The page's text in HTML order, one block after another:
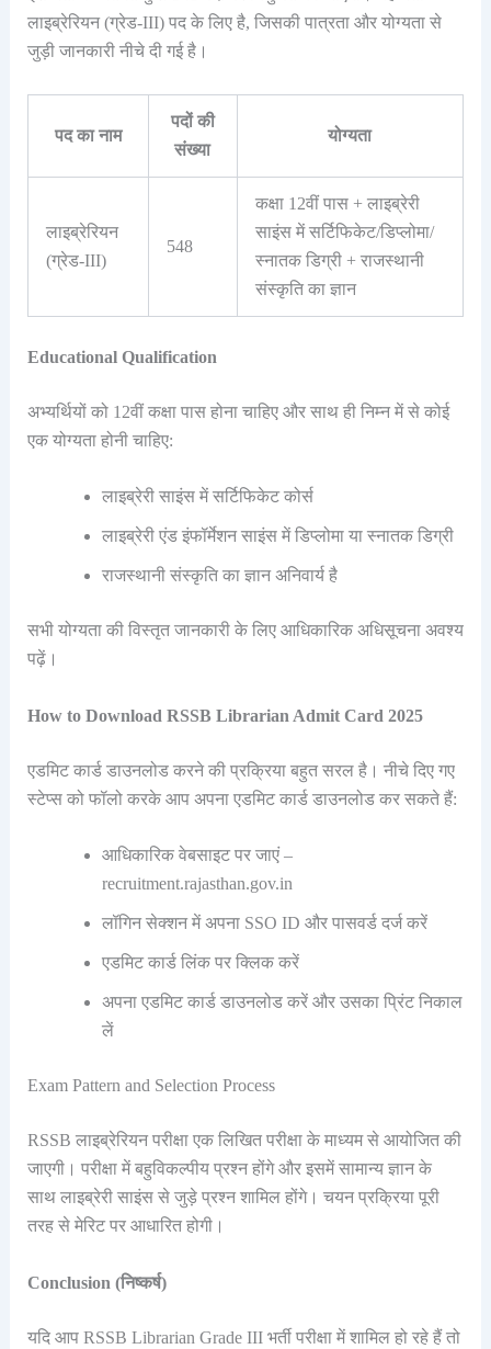
लाइब्रेरियन (ग्रेड-III) पद के लिए है, जिसकी पात्रता और योग्यता से
जुड़ी जानकारी नीचे दी गई है।
पद का नाम
पदों की
संख्या
योग्यता
लाइब्रेरियन
(ग्रेड-III)
548
कक्षा 12वीं पास + लाइब्रेरी
साइंस में सर्टिफिकेट/डिप्लोमा/
स्नातक डिग्री + राजस्थानी
संस्कृति का ज्ञान
Educational Qualification
अभ्यर्थियों को 12वीं कक्षा पास होना चाहिए और साथ ही निम्न में से कोई
एक योग्यता होनी चाहिए:
लाइब्रेरी साइंस में सर्टिफिकेट कोर्स
लाइब्रेरी एंड इंफॉर्मेशन साइंस में डिप्लोमा या स्नातक डिग्री
राजस्थानी संस्कृति का ज्ञान अनिवार्य है
सभी योग्यता की विस्तृत जानकारी के लिए आधिकारिक अधिसूचना अवश्य
पढ़ें।
How to Download RSSB Librarian Admit Card 2025
एडमिट कार्ड डाउनलोड करने की प्रक्रिया बहुत सरल है। नीचे दिए गए
स्टेप्स को फॉलो करके आप अपना एडमिट कार्ड डाउनलोड कर सकते हैं:
आधिकारिक वेबसाइट पर जाएं –
recruitment.rajasthan.gov.in
लॉगिन सेक्शन में अपना SSO ID और पासवर्ड दर्ज करें
एडमिट कार्ड लिंक पर क्लिक करें
अपना एडमिट कार्ड डाउनलोड करें और उसका प्रिंट निकाल
लें
Exam Pattern and Selection Process
RSSB लाइब्रेरियन परीक्षा एक लिखित परीक्षा के माध्यम से आयोजित की
जाएगी। परीक्षा में बहुविकल्पीय प्रश्न होंगे और इसमें सामान्य ज्ञान के
साथ लाइब्रेरी साइंस से जुड़े प्रश्न शामिल होंगे। चयन प्रक्रिया पूरी
तरह से मेरिट पर आधारित होगी।
Conclusion (निष्कर्ष)
यदि आप RSSB Librarian Grade III भर्ती परीक्षा में शामिल हो रहे हैं तो